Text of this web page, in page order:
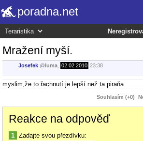
poradna.net
Mražení myší.
Josefek @luma 02.02.2010 23:38
myslim,že to řachnutí je lepší než ta piraňa
Souhlasím (+0)
Reakce na odpověď
1 Zadajte svou přezdívku: